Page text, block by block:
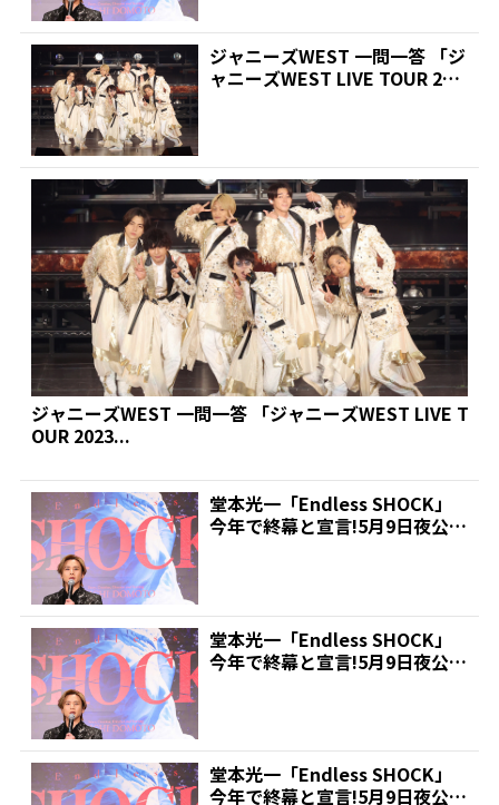
ジャニーズWEST 一問一答 「ジ
ャニーズWEST LIVE TOUR 202
ジャニーズWEST 一問一答 「ジャニーズWEST LIVE T
OUR 2023...
堂本光一「Endless SHOCK」
今年で終幕と宣言!5月9日夜公演
堂本光一「Endless SHOCK」
今年で終幕と宣言!5月9日夜公演
堂本光一「Endless SHOCK」
今年で終幕と宣言!5月9日夜公演